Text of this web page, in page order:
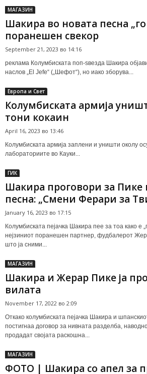
МАГАЗИН
Шакира во новата песна „го
поранешен свекор
September 21, 2023 во 14:16
реклама Колумбиската поп-ѕвезда Шакира
наслов „El Jefe“ („Шефот“), но иако зборува...
Европа и Свет
Колумбиската армија
тони кокаин
April 16, 2023 во 13:46
Колумбиската армија заплени и уништи околу
лабораториите во Кауки...
ГИК
Шакира проговори за Пике
песна: „Смени Ферари за
January 16, 2023 во 17:15
Колумбиската пејачка Шакира пее за тоа како е
нејзиниот поранешен партнер, фудбалерот
што ја сними...
МАГАЗИН
Шакира и Жерар Пике ја
вилата
November 17, 2022 во 2:09
Откако колумбиската пејачка Шакира и
постигнаа договор за нивната разделба,
продадат својата раскошна...
МАГАЗИН
ФОТО | Шакира со апел за